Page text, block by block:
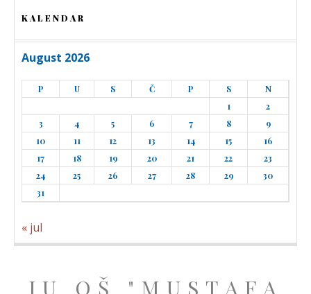
KALENDAR
August 2026
P U S Č P S
N
1
2
3
4 5 6 7 8
9
10
11 12 13 14 15
16
17
18 19 20 21 22
23
24
25 26 27 28 29
30
31
« jul
JU OŠ "MUSTAFA